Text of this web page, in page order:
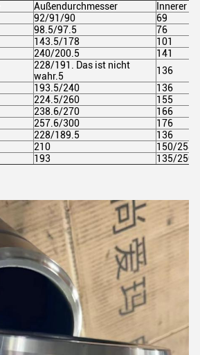
Außendurchmesser
Innerer
92/91/90
69
98.5/97.5
76
143.5/178
101
240/200.5
141
228/191. Das ist nicht
wahr.5
136
193.5/240
136
224.5/260
155
238.6/270
166
257.6/300
176
228/189.5
136
210
150/258
193 135/250